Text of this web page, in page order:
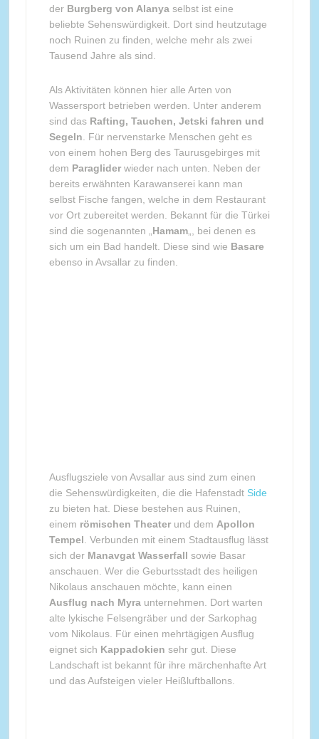
der Burgberg von Alanyaselbst ist eine
beliebte Sehenswürdigkeit. Dort sind heutzutage
noch Ruinen zu finden, welche mehr als zwei
Tausend Jahre als sind.
Als Aktivitäten können hier alle Arten von
Wassersport betrieben werden. Unter anderem
sind das Rafting, Tauchen, Jetski fahren und
Segeln. Für nervenstarke Menschen geht es
von einem hohen Berg des Taurusgebirges mit
dem Paragliderwieder nach unten. Neben der
bereits erwähnten Karawanserei kann man
selbst Fische fangen, welche in dem Restaurant
vor Ort zubereitet werden. Bekannt für die Türkei
sind die sogenannten „Hamam„, bei denen es
sich um ein Bad handelt. Diese sind wie Basare
ebenso in Avsallar zu finden.
Ausflugsziele von Avsallar aus sind zum einen
die Sehenswürdigkeiten, die die Hafenstadt Side
zu bieten hat. Diese bestehen aus Ruinen,
einem römischen Theaterund dem Apollon
Tempel. Verbunden mit einem Stadtausflug lässt
sich der Manavgat Wasserfall sowie Basar
anschauen. Wer die Geburtsstadt des heiligen
Nikolaus anschauen möchte, kann einen
Ausflug nach Myraunternehmen. Dort warten
alte lykische Felsengräber und der Sarkophag
vom Nikolaus. Für einen mehrtägigen Ausflug
eignet sich Kappadokien sehr gut. Diese
Landschaft ist bekannt für ihre märchenhafte Art
und das Aufsteigen vieler Heißluftballons.